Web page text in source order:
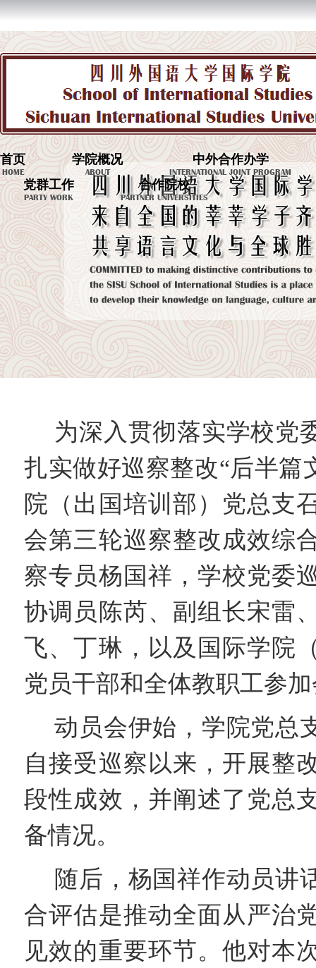
首页
HOME
学院概况
ABOUT
中外合作办学
INTERNATIONAL JOINT PROGRAM
党群工作
PARTY WORK
合作院校
PARTNER UNIVERSITIES
为深入贯彻落实学校党
扎实做好巡察整改“后半篇
院（出国培训部）党总支
会第三轮巡察整改成效综
察专员杨国祥，学校党委
协调员陈芮、副组长宋雷
飞、丁琳，以及国际学院
党员干部和全体教职工参
动员会伊始，学院党总
自接受巡察以来，开展整
段性成效，并阐述了党总
备情况。
随后，杨国祥作动员讲
合评估是推动全面从严治
见效的重要环节。他对本